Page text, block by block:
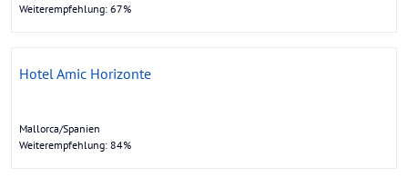
Weiterempfehlung: 67%
Hotel Amic Horizonte
Mallorca/Spanien
Weiterempfehlung: 84%